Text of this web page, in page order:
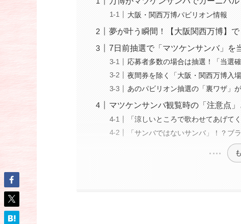
大阪・関西万博パビリオン情報
夢が叶う瞬間！【大阪関西万博】
7日前抽選で「マツケンサンバ」を
応募者多数の場合は抽選！「当選
夜間券を除く「大阪・関西万博入
あのパビリオン抽選の「裏ワザ」
マツケンサンバ観覧時の「注意点」
「涼しいところで歌わせてあげ
「サンバではないサンバ」！？ブ